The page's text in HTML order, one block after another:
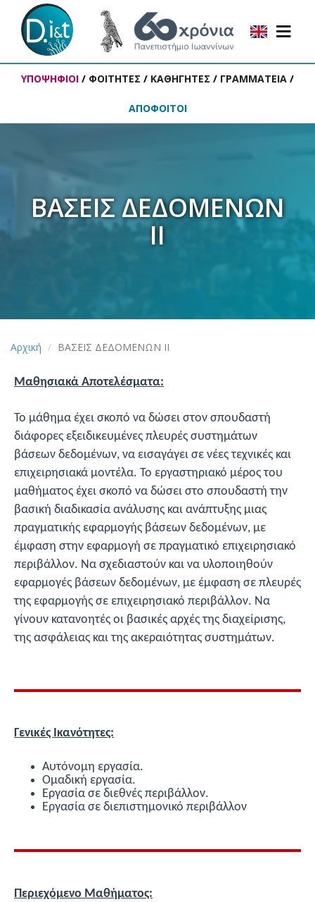
ΥΠΟΨΗΦΙΟΙ / ΦΟΙΤΗΤΕΣ / ΚΑΘΗΓΗΤΕΣ / ΓΡΑΜΜΑΤΕΙΑ /
ΑΠΟΦΟΙΤΟΙ
ΒΑΣΕΙΣ ΔΕΔΟΜΕΝΩΝ
ΙΙ
Αρχική ΒΑΣΕΙΣ ΔΕΔΟΜΕΝΩΝ ΙΙ
Μαθησιακά Αποτελέσματα:
Το μάθημα έχει σκοπό να δώσει στον σπουδαστή
διάφορες εξειδικευμένες πλευρές συστημάτων
βάσεων δεδομένων, να εισαγάγει σε νέες τεχνικές και
επιχειρησιακά μοντέλα. Το εργαστηριακό μέρος του
μαθήματος έχει σκοπό να δώσει στο σπουδαστή την
βασική διαδικασία ανάλυσης και ανάπτυξης μιας
πραγματικής εφαρμογής βάσεων δεδομένων, με
έμφαση στην εφαρμογή σε πραγματικό επιχειρησιακό
περιβάλλον. Να σχεδιαστούν και να υλοποιηθούν
εφαρμογές βάσεων δεδομένων, με έμφαση σε πλευρές
της εφαρμογής σε επιχειρησιακό περιβάλλον. Να
γίνουν κατανοητές οι βασικές αρχές της διαχείρισης,
της ασφάλειας και της ακεραιότητας συστημάτων.
Γενικές Ικανότητες:
Αυτόνομη εργασία.
Ομαδική εργασία.
Εργασία σε διεθνές περιβάλλον.
Εργασία σε διεπιστημονικό περιβάλλον
Περιεχόμενο Μαθήματος: